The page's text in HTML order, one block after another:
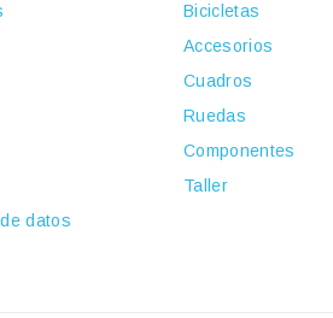
datos
Bicicletas
Accesorios
Cuadros
Ruedas
Componentes
Taller